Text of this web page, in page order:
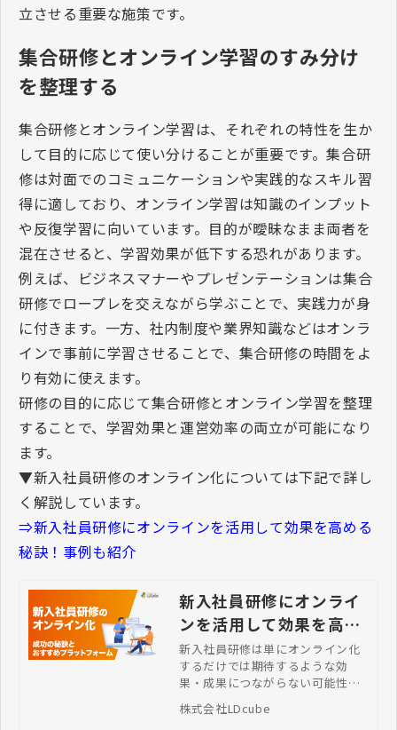
立させる重要な施策です。
集合研修とオンライン学習のすみ分け
を整理する
集合研修とオンライン学習は、それぞれの特性を生か
して目的に応じて使い分けることが重要です。集合研
修は対面でのコミュニケーションや実践的なスキル習
得に適しており、オンライン学習は知識のインプット
や反復学習に向いています。目的が曖昧なまま両者を
混在させると、学習効果が低下する恐れがあります。
例えば、ビジネスマナーやプレゼンテーションは集合
研修でロープレを交えながら学ぶことで、実践力が身
に付きます。一方、社内制度や業界知識などはオンラ
インで事前に学習させることで、集合研修の時間をよ
り有効に使えます。
研修の目的に応じて集合研修とオンライン学習を整理
することで、学習効果と運営効率の両立が可能になり
ます。
▼新入社員研修のオンライン化については下記で詳し
く解説しています。
⇒新入社員研修にオンラインを活用して効果を高める
秘訣！事例も紹介
新入社員研修にオンライ
ンを活用して効果を高め
る秘訣！事例も紹介
新入社員研修は単にオンライン化
するだけでは期待するような効
果・成果につながらない可能性が
あるため、成功させるポイントを
おさえておくことが大切です。本
株式会社LDcube